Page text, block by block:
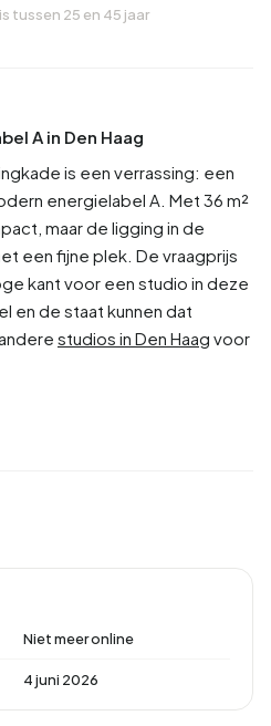
tussen 25 en 45 jaar
A in Den Haag
is een verrassing: een
energielabel A. Met 36 m²
maar de ligging in de
een fijne plek. De vraagprijs
kant voor een studio in deze
en de staat kunnen dat
studios in Den Haag voor
Niet meer online
4 juni 2026